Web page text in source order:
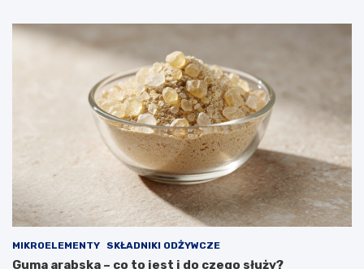
MIKROELEMENTY SKŁADNIKI ODŻYWCZE
Guma arabska – co to jest i do czego służy?